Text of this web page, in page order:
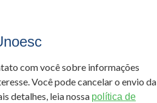
com você sobre informações
Você pode cancelar o envio da
detalhes, leia nossa política de